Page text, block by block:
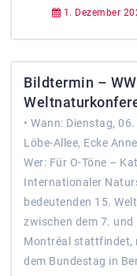
1. Dezember
Bildtermin –
• Wann: Dienstag,
Löbe-Allee, Ecke
Wer: Für O-Töne –
Internationaler
bedeutenden 15.
zwischen dem 7. und
Montréal stattfindet,
dem Bundestag in